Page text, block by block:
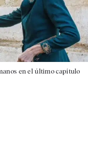
en el último capítulo